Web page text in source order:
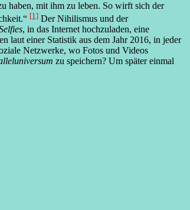
haben, mit ihm zu leben. So wirft sich der
[1] Der Nihilismus und der
, in das Internet hochzuladen, eine
laut einer Statistik aus dem Jahr 2016, in jeder
Netzwerke, wo Fotos und Videos
zu speichern? Um später einmal